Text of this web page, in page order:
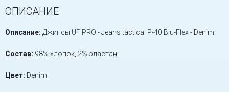
ОПИСАНИЕ
Описание: Джинсы UF PRO - Jeans tactical P-40 Blu-Flex - Denim.
Состав: 98% хлопок, 2% эластан.
Цвет: Denim